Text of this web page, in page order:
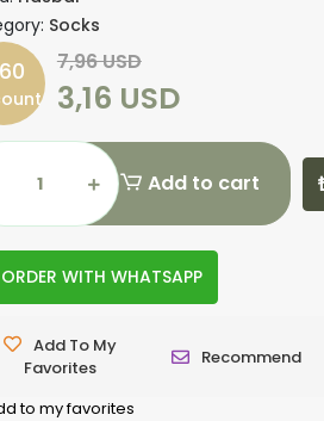
Socks
7,96 USD
3,16 USD
Add to cart
ORDER WITH WHATSAPP
Add To My
Favorites
Recommend
to my favorites